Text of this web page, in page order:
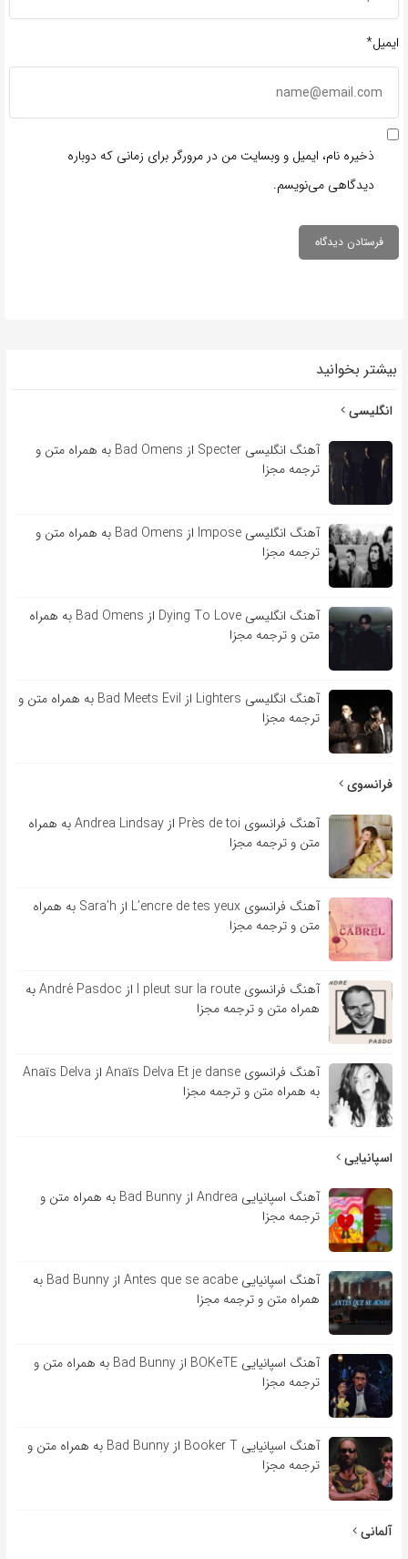
ایمیل*
ذخیره نام، ایمیل و وبسایت من در مرورگر برای زمانی که دوباره
دیدگاهی می‌نویسم.
بیشتر بخوانید
انگلیسی
آهنگ انگلیسی Specter از Bad Omens به همراه متن و
ترجمه مجزا
آهنگ انگلیسی Impose از Bad Omens به همراه متن و
ترجمه مجزا
آهنگ انگلیسی Dying To Love از Bad Omens به همراه
متن و ترجمه مجزا
آهنگ انگلیسی Lighters از Bad Meets Evil به همراه متن و
ترجمه مجزا
فرانسوی
آهنگ فرانسوی Près de toi از Andrea Lindsay به همراه
متن و ترجمه مجزا
آهنگ فرانسوی L’encre de tes yeux از Sara’h به همراه
متن و ترجمه مجزا
آهنگ فرانسوی l pleut sur la route از André Pasdoc به
همراه متن و ترجمه مجزا
آهنگ فرانسوی Anaïs Delva Et je danse از Anaïs Delva
به همراه متن و ترجمه مجزا
اسپانیایی
آهنگ اسپانیایی Andrea از Bad Bunny به همراه متن و
ترجمه مجزا
آهنگ اسپانیایی Antes que se acabe از Bad Bunny به
همراه متن و ترجمه مجزا
آهنگ اسپانیایی BOKeTE از Bad Bunny به همراه متن و
ترجمه مجزا
آهنگ اسپانیایی Booker T از Bad Bunny به همراه متن و
ترجمه مجزا
آلمانی